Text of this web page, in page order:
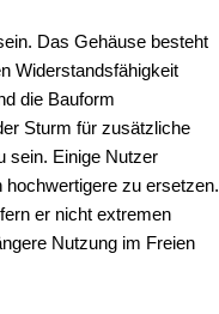
Das Gehäuse besteht
Widerstandsfähigkeit
die Bauform
Sturm für zusätzliche
sein. Einige Nutzer
hochwertigere zu ersetzen.
er nicht extremen
Nutzung im Freien